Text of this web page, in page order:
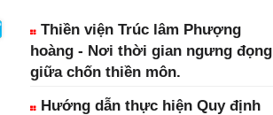
Thiền viện Trúc lâm Phượng
hoàng - Nơi thời gian ngưng đọng
giữa chốn thiền môn.
Hướng dẫn thực hiện Quy định